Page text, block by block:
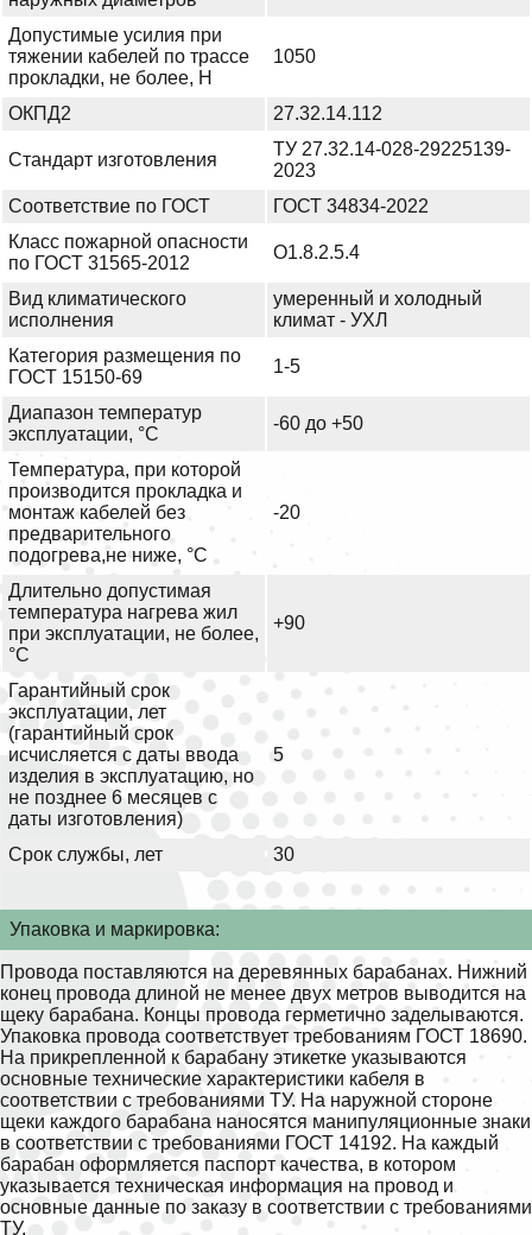
Допустимые усилия при
тяжении кабелей по трассе
прокладки, не более, Н
1050
ОКПД2 27.32.14.112
Стандарт изготовления
ТУ 27.32.14-028-29225139-
2023
Соответствие по ГОСТ
ГОСТ 34834-2022
Класс пожарной опасности
по ГОСТ 31565-2012
О1.8.2.5.4
Вид климатического
исполнения
умеренный и холодный
климат - УХЛ
Категория размещения по
ГОСТ 15150-69
1-5
Диапазон температур
эксплуатации, °С
-60 до +50
Температура, при которой
производится прокладка и
монтаж кабелей без
предварительного
подогрева,не ниже, °С
-20
Длительно допустимая
температура нагрева жил
при эксплуатации, не более,
°С
+90
Гарантийный срок
эксплуатации, лет
(гарантийный срок
исчисляется с даты ввода
изделия в эксплуатацию, но
не позднее 6 месяцев с
даты изготовления)
5
Срок службы, лет 30
Упаковка и маркировка:
Провода поставляются на деревянных барабанах. Нижний
конец провода длиной не менее двух метров выводится на
щеку барабана. Концы провода герметично заделываются.
Упаковка провода соответствует требованиям ГОСТ 18690.
На прикрепленной к барабану этикетке указываются
основные технические характеристики кабеля в
соответствии с требованиями ТУ. На наружной стороне
щеки каждого барабана наносятся манипуляционные знаки
в соответствии с требованиями ГОСТ 14192. На каждый
барабан оформляется паспорт качества, в котором
указывается техническая информация на провод и
основные данные по заказу в соответствии с требованиями
ТУ.